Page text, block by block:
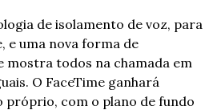
de isolamento de voz, para
e uma nova forma de
mostra todos na chamada em
O FaceTime ganhará
com o plano de fundo